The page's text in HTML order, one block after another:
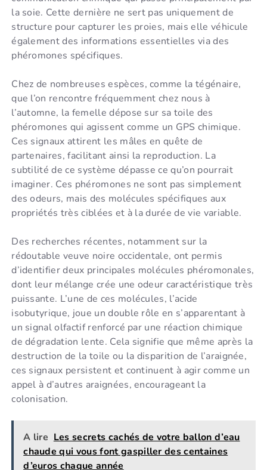
la soie. Cette dernière ne sert pas uniquement de
structure pour capturer les proies, mais elle véhicule
également des informations essentielles via des
phéromones spécifiques.
Chez de nombreuses espèces, comme la tégénaire,
que l’on rencontre fréquemment chez nous à
l’automne, la femelle dépose sur sa toile des
phéromones qui agissent comme un GPS chimique.
Ces signaux attirent les mâles en quête de
partenaires, facilitant ainsi la reproduction. La
subtilité de ce système dépasse ce qu’on pourrait
imaginer. Ces phéromones ne sont pas simplement
des odeurs, mais des molécules spécifiques aux
propriétés très ciblées et à la durée de vie variable.
Des recherches récentes, notamment sur la
rédoutable veuve noire occidentale, ont permis
d’identifier deux principales molécules phéromonales,
dont leur mélange crée une odeur caractéristique très
puissante. L’une de ces molécules, l’acide
isobutyrique, joue un double rôle en s’apparentant à
un signal olfactif renforcé par une réaction chimique
de dégradation lente. Cela signifie que même après la
destruction de la toile ou la disparition de l’araignée,
ces signaux persistent et continuent à agir comme un
appel à d’autres araignées, encourageant la
colonisation.
A lire Les secrets cachés de votre ballon d’eau
chaude qui vous font gaspiller des centaines
d’euros chaque année